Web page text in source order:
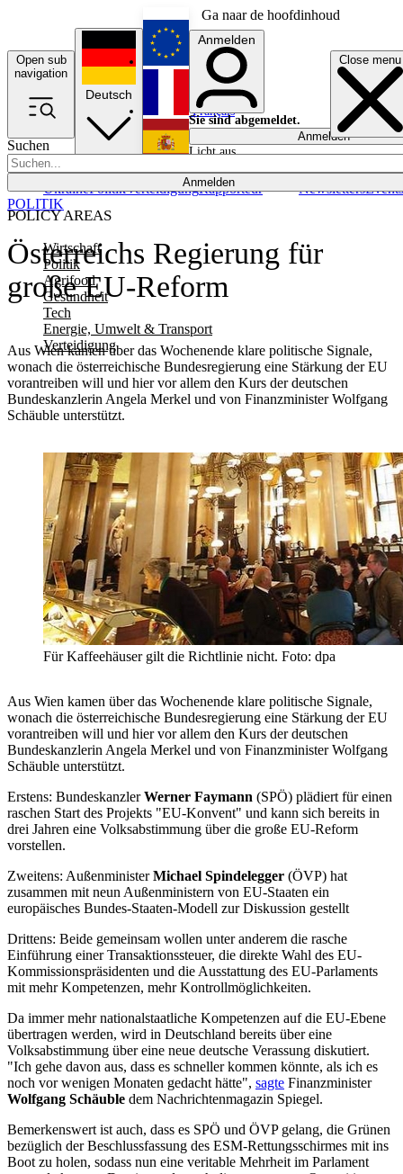
Ga naar de hoofdinhoud
Open sub
navigation
Close menu
Suchen
Anmelden
POLICY AREAS
Wirtschaft
Politik
Agrifood
Gesundheit
Tech
Energie, Umwelt & Transport
Verteidigung
UkrainePolitikVerteidigungRapporteur NewslettersEvents
Deutsch
English
Français
Anmelden
Sie sind abgemeldet.
Anmelden
Licht aus
Österreichs Regierung für
große EU-Reform
Aus Wien kamen über das Wochenende klare politische Signale,
wonach die österreichische Bundesregierung eine Stärkung der EU
vorantreiben will und hier vor allem den Kurs der deutschen
Bundeskanzlerin Angela Merkel und von Finanzminister Wolfgang
Schäuble unterstützt.
POLITIK
Für Kaffeehäuser gilt die Richtlinie nicht. Foto: dpa
Aus Wien kamen über das Wochenende klare politische Signale,
wonach die österreichische Bundesregierung eine Stärkung der EU
vorantreiben will und hier vor allem den Kurs der deutschen
Bundeskanzlerin Angela Merkel und von Finanzminister Wolfgang
Schäuble unterstützt.
Erstens: BundeskanzlerWerner Faymann (SPÖ) plädiert für einen
raschen Start des Projekts "EU-Konvent" und kann sich bereits in
drei Jahren eine Volksabstimmung über die große EU-Reform
vorstellen.
Zweitens: AußenministerMichael Spindelegger (ÖVP) hat
zusammen mit neun Außenministern von EU-Staaten ein
europäisches Bundes-Staaten-Modell zur Diskussion gestellt
Drittens: Beide gemeinsam wollen unter anderem die rasche
Einführung einer Transaktionssteuer, die direkte Wahl des EU-
Kommissionspräsidenten und die Ausstattung des EU-Parlaments
mit mehr Kompetenzen, mehr Kontrollmöglichkeiten.
Da immer mehr nationalstaatliche Kompetenzen auf die EU-Ebene
übertragen werden, wird in Deutschland bereits über eine
Volksabstimmung über eine neue deutsche Verassung diskutiert.
"Ich gehe davon aus, dass es schneller kommen könnte, als ich es
noch vor wenigen Monaten gedacht hätte", sagte Finanzminister
Wolfgang Schäuble dem Nachrichtenmagazin Spiegel.
Bemerkenswert ist auch, dass es SPÖ und ÖVP gelang, die Grünen
bezüglich der Beschlussfassung des ESM-Rettungsschirmes mit ins
Boot zu holen, sodass nun eine veritable Mehrheit im Parlament